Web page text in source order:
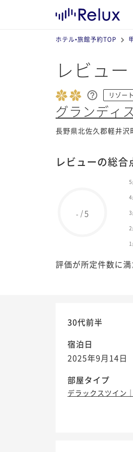
ホテル•旅館予約TOP
レビュ
リゾート
グランディ
長野県北佐久郡軽井
レビューの総合
- /5
5
4
3
2
評価が所定件数に
30代前半
宿泊日
2025年9月14日
部屋タイプ
デラックスツイン